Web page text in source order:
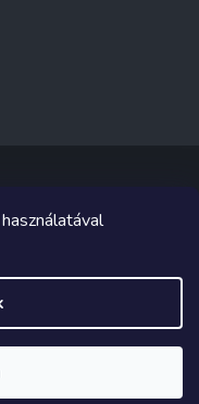
jog fenntartva.
Hlad&Shoptetak.cz.